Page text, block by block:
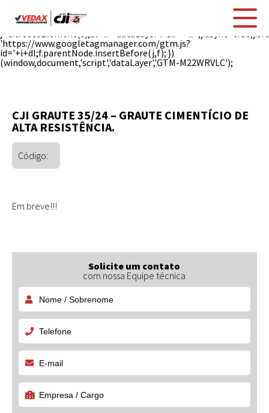
Date().getTime(),event:'gtm.js'});var
f=d.getElementsByTagName(s)[0],
'https://www.googletagmanager.com/gtm.js?
id='+i+dl;f.parentNode.insertBefore(j,f); })
(window,document,'script','dataLayer','GTM-M22WRVLC');
CJI GRAUTE 35/24 – GRAUTE CIMENTÍCIO DE
ALTA RESISTÊNCIA.
Código:
Em breve!!!
Solicite um contato
com nossa Equipe técnica